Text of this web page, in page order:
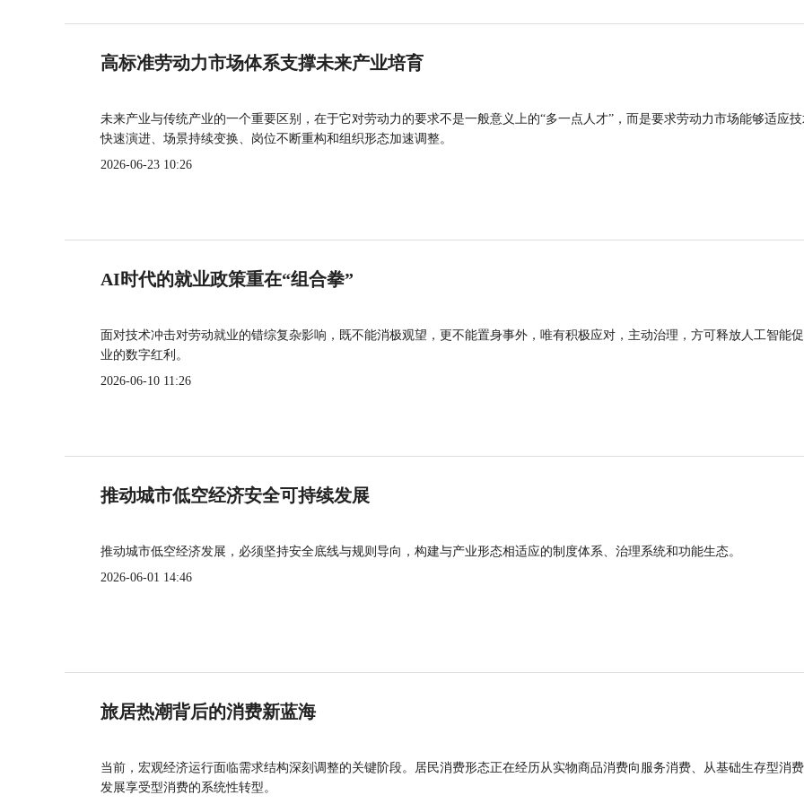
高标准劳动力市场体系支撑未来产业培育
未来产业与传统产业的一个重要区别，在于它对劳动力的要求不是一般意义上的“多一点人才”，而是要求劳动力市场能够适应
快速演进、场景持续变换、岗位不断重构和组织形态加速调整。
2026-06-23 10:26
AI时代的就业政策重在“组合拳”
面对技术冲击对劳动就业的错综复杂影响，既不能消极观望，更不能置身事外，唯有积极应对，主动治理，方可释放人工智能
业的数字红利。
2026-06-10 11:26
推动城市低空经济安全可持续发展
推动城市低空经济发展，必须坚持安全底线与规则导向，构建与产业形态相适应的制度体系、治理系统和功能生态。
2026-06-01 14:46
旅居热潮背后的消费新蓝海
当前，宏观经济运行面临需求结构深刻调整的关键阶段。居民消费形态正在经历从实物商品消费向服务消费、从基础生存型消
发展享受型消费的系统性转型。